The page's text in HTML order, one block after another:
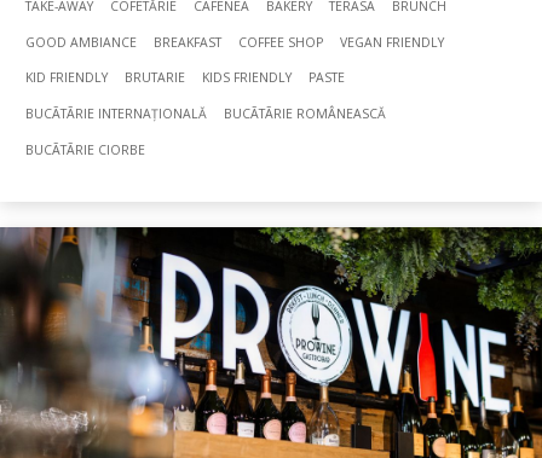
TAKE-AWAY COFETĂRIE CAFENEA BAKERY TERASA BRUNCH
GOOD AMBIANCE BREAKFAST COFFEE SHOP VEGAN FRIENDLY
KID FRIENDLY BRUTARIE KIDS FRIENDLY PASTE
BUCÃTÃRIE INTERNAȚIONALĂ BUCÃTÃRIE ROMÂNEASCĂ
BUCÃTÃRIE CIORBE